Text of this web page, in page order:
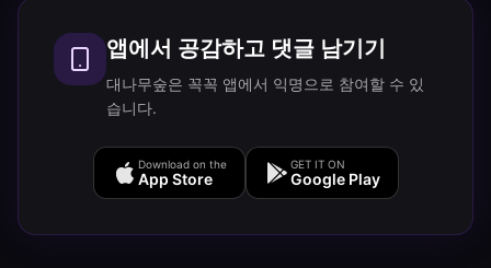
앱에서 공감하고 댓글 남기기
대나무숲은 꼭꼭 앱에서 익명으로 참여할 수 있
습니다.
Download on the
App Store
GET IT ON
Google Play